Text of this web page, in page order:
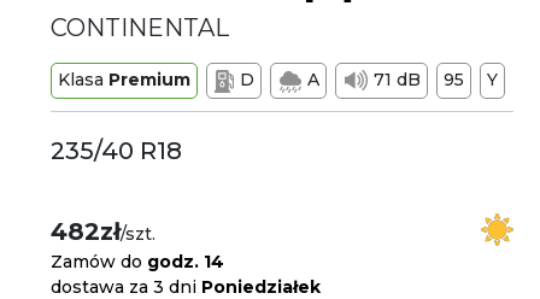
CONTINENTAL
Klasa Premium D A 71 dB 95 Y
235/40 R18
482zł/szt.
Zamów do godz. 14
dostawa za 3 dni Poniedziałek